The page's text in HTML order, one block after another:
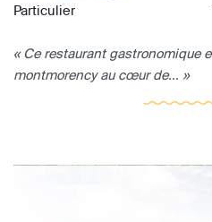
Particulier
« Ce restaurant gastronomique
montmorency au cœur de... »